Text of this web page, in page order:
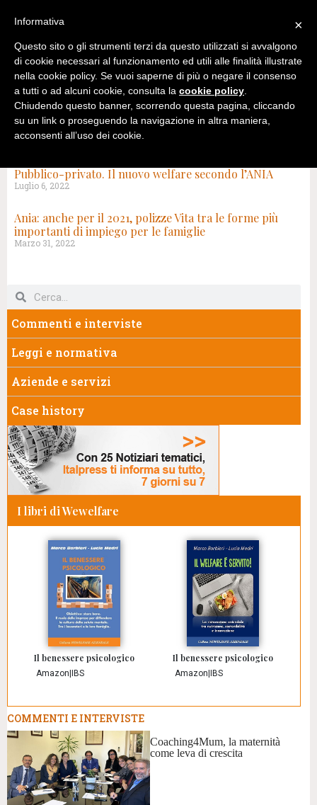
Pubblico-privato. Il nuovo welfare secondo l’ANIA
Luglio 6, 2022
Ania: anche per il 2021, polizze Vita tra le forme più
importanti di impiego per le famiglie
Marzo 31, 2022
Commenti e interviste
Leggi e normativa
Aziende e servizi
Case history
I libri di Wewelfare
Il benessere psicologico
Amazon IBS
Il benessere psicologico
Amazon IBS
COMMENTI E INTERVISTE
Coaching4Mum, la maternità
come leva di crescita
×
Informativa
Questo sito o gli strumenti terzi da questo utilizzati si avvalgono
di cookie necessari al funzionamento ed utili alle finalità illustrate
nella cookie policy. Se vuoi saperne di più o negare il consenso
a tutti o ad alcuni cookie, consulta la cookie policy.
Chiudendo questo banner, scorrendo questa pagina, cliccando
su un link o proseguendo la navigazione in altra maniera,
acconsenti all’uso dei cookie.